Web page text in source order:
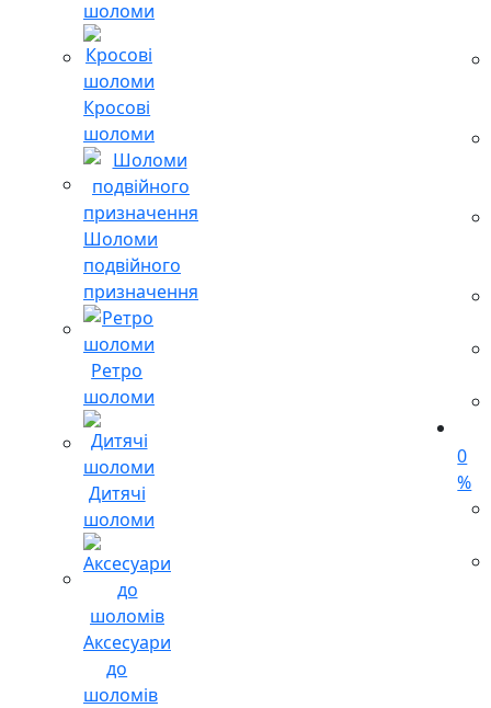
шоломи
Кросові
шоломи
Шоломи
подвійного
призначення
Ретро
шоломи
Дитячі
шоломи
Аксесуари
до
шоломів
0
%